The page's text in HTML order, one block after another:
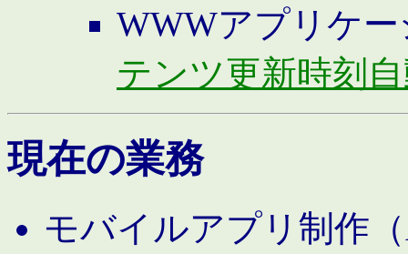
WWWアプリケ
テンツ更新時刻
現在の業務
モバイルアプリ制作